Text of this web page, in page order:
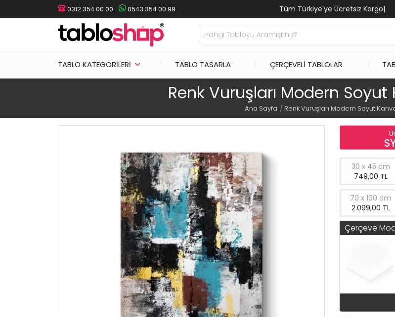
0312 354 00 00 0543 354 00 99 Tüm Türkiye'ye Ücretsiz Kargo|
TABLO KATEGORILERI TABLO TASARLA ÇERÇEVELI TABLOLAR
Renk Vuruşları Modern
Ana Sayfa Renk Vuruşları Modern Soyut
30 x 45 cm
749,00 TL
70 x 100 cm
2.099,00 TL
Çerçeve